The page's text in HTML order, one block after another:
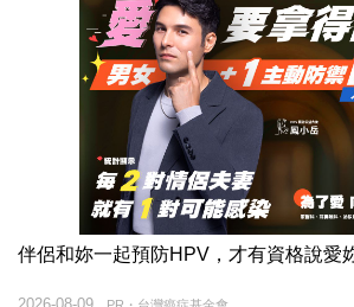
伴侶和妳一起預防HPV，才有資格說愛